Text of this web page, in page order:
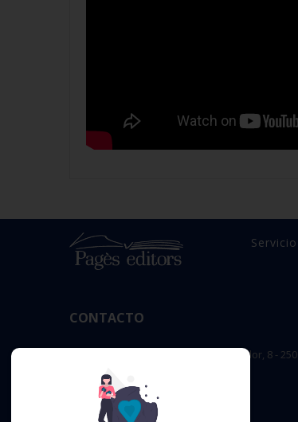
CONTACTO
OFICINA PRINCIPAL : c/ Sant Salvador, 8 -
editorial@pageseditors.cat
Teléfono: 973 23 66 11